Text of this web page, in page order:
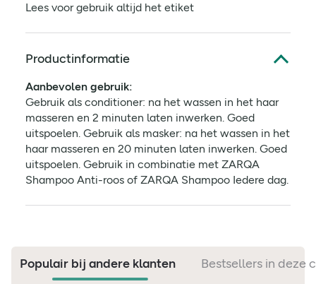
Lees voor gebruik altijd het etiket
Productinformatie
Aanbevolen gebruik:
Gebruik als conditioner: na het wassen in het haar
masseren en 2 minuten laten inwerken. Goed
uitspoelen. Gebruik als masker: na het wassen in het
haar masseren en 20 minuten laten inwerken. Goed
uitspoelen. Gebruik in combinatie met ZARQA
Shampoo Anti-roos of ZARQA Shampoo Iedere dag.
Populair bij andere klanten Bestsellers in deze